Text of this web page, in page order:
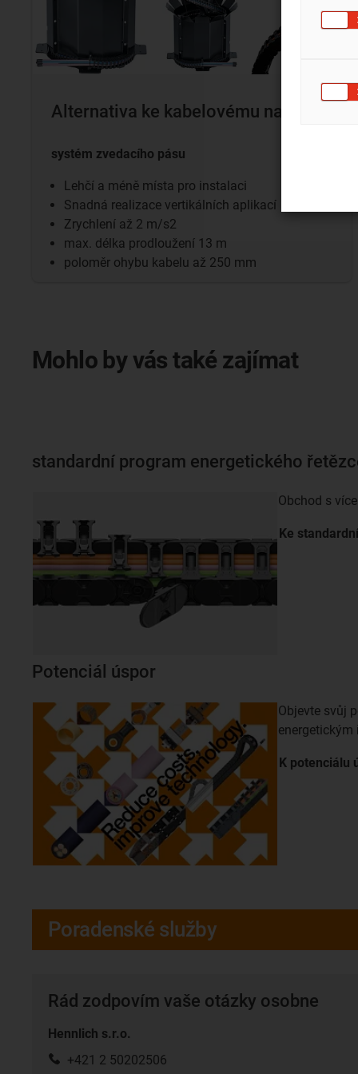
Alternativa ke kabelovému navijáku
systém zvedacího pásu
Lehčí a méně místa pro instalaci
Snadná realizace vertikálních aplikací
Zrychlení až 2 m/s2
max. délka prodloužení 13 m
poloměr ohybu kabelu až 250 mm
Mohlo by vás také zajímat
standardní program energetického
Obchod s
Ke
Potenciál úspor
Objevte svůj
energetickým
K potenciálu
Poradenské služby
Rád zodpovím vaše otázky osobne
Hennlich s.r.o.
+421 2 50202506